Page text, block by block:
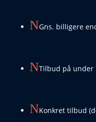
NGns. billigere
NTilbud på under
NKonkret tilbud